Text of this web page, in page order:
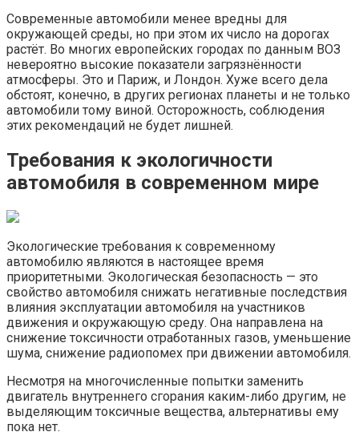
Современные автомобили менее вредны для
окружающей среды, но при этом их число на дорогах
растёт. Во многих европейских городах по данным ВОЗ
невероятно высокие показатели загрязнённости
атмосферы. Это и Париж, и Лондон. Хуже всего дела
обстоят, конечно, в других регионах планеты и не только
автомобили тому виной. Осторожность, соблюдения
этих рекомендаций не будет лишней.
Требования к экологичности
автомобиля в современном мире
Экологические требования к современному
автомобилю являются в настоящее время
приоритетными. Экологическая безопасность — это
свойство автомобиля снижать негативные последствия
влияния эксплуатации автомобиля на участников
движения и окружающую среду. Она направлена на
снижение токсичности отработанных газов, уменьшение
шума, снижение радиопомех при движении автомобиля.
Несмотря на многочисленные попытки заменить
двигатель внутреннего сгорания каким-либо другим, не
выделяющим токсичные вещества, альтернативы ему
пока нет.